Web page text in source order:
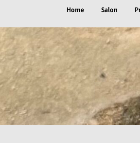
Home Salon